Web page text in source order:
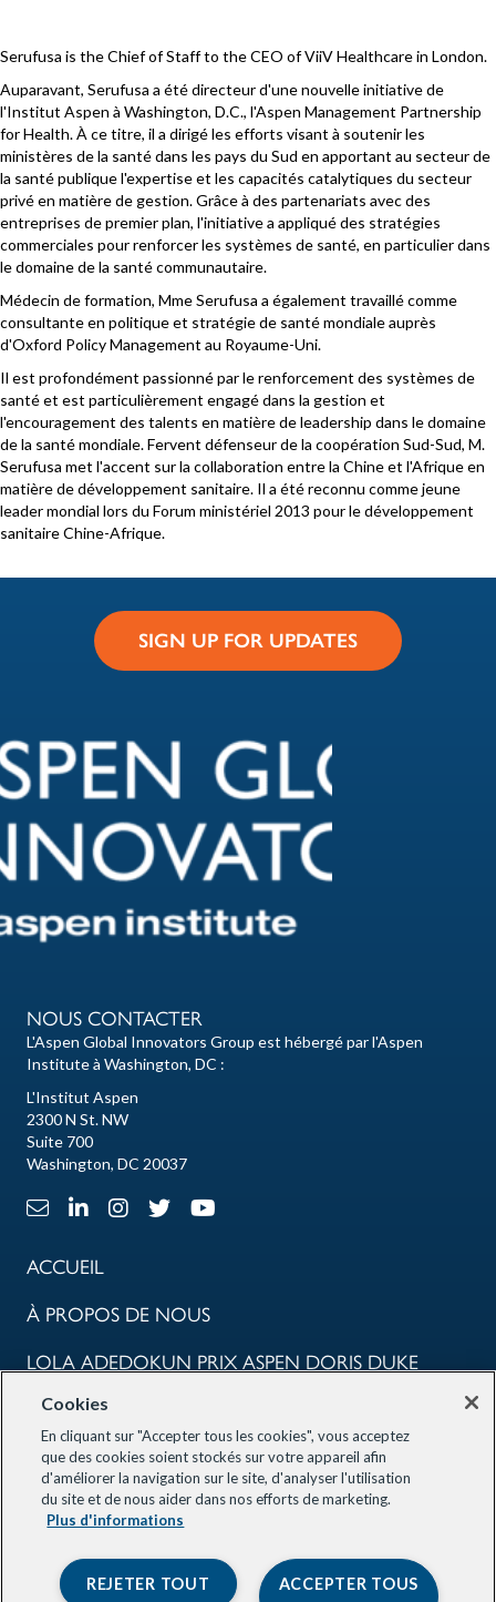
Serufusa is the Chief of Staff to the CEO of ViiV Healthcare in London.
Auparavant, Serufusa a été directeur d'une nouvelle initiative de
l'Institut Aspen à Washington, D.C., l'Aspen Management Partnership
for Health. À ce titre, il a dirigé les efforts visant à soutenir les
ministères de la santé dans les pays du Sud en apportant au secteur de
la santé publique l'expertise et les capacités catalytiques du secteur
privé en matière de gestion. Grâce à des partenariats avec des
entreprises de premier plan, l'initiative a appliqué des stratégies
commerciales pour renforcer les systèmes de santé, en particulier dans
le domaine de la santé communautaire.
Médecin de formation, Mme Serufusa a également travaillé comme
consultante en politique et stratégie de santé mondiale auprès
d'Oxford Policy Management au Royaume-Uni.
Il est profondément passionné par le renforcement des systèmes de
santé et est particulièrement engagé dans la gestion et
l'encouragement des talents en matière de leadership dans le domaine
de la santé mondiale. Fervent défenseur de la coopération Sud-Sud, M.
Serufusa met l'accent sur la collaboration entre la Chine et l'Afrique en
matière de développement sanitaire. Il a été reconnu comme jeune
leader mondial lors du Forum ministériel 2013 pour le développement
sanitaire Chine-Afrique.
SIGN UP FOR UPDATES
NOUS CONTACTER
L'Aspen Global Innovators Group est hébergé par l'Aspen
Institute à Washington, DC :
L'Institut Aspen
2300 N St. NW
Suite 700
Washington, DC 20037
Lien e-mailLien LinkedIn
Lien Instagram
X Lien Lien Youtube
ACCUEIL
À PROPOS DE NOUS
LOLA ADEDOKUN PRIX ASPEN DORIS DUKE
COMMUNAUTÉ
LES PROGRAMMES
NOS PARTENAIRES
RESTER INFORMÉ
Cookies
En cliquant sur "Accepter tous les cookies", vous acceptez
que des cookies soient stockés sur votre appareil afin
d'améliorer la navigation sur le site, d'analyser l'utilisation
du site et de nous aider dans nos efforts de marketing.
Plus d'informations
ACCEPTER TOUS
REJETER TOUT